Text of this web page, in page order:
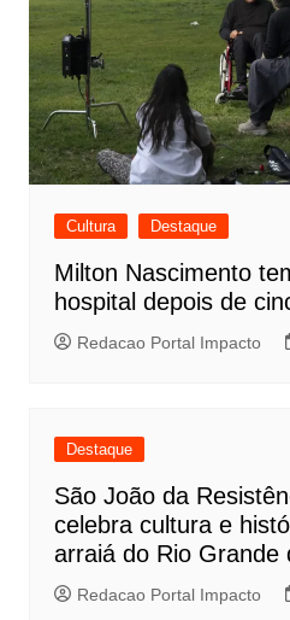
Cultura Destaque
Milton Nascimento
hospital depois de
Redacao Portal Impacto
Destaque
São João da
celebra cultura e
arraiá do Rio Grande
Redacao Portal Impacto